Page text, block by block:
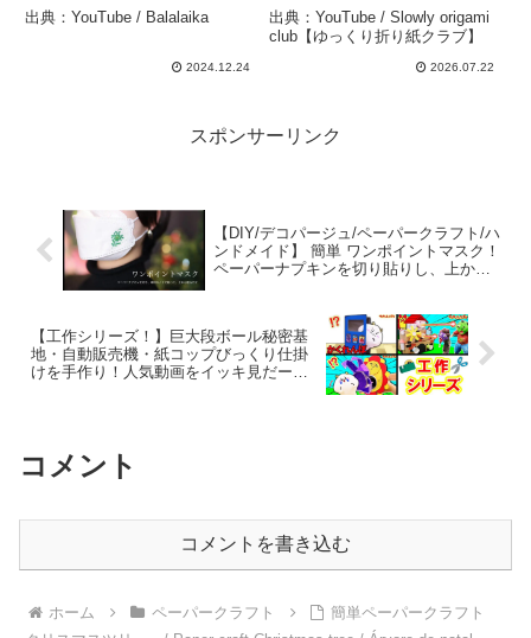
♪◇How to hold Origami
easy tutorial – Balalaika
出典：YouTube / Balalaika
2024.12.24
説】 – Slowly origami
club【ゆっくり折り紙クラ
出典：YouTube / Slowly origami
club【ゆっくり折り紙クラブ】
2026.07.22
スポンサーリンク
【DIY/デコパージュ/ペーパークラフト/ハ
ンドメイド】 簡単 ワンポイントマスク！
ペーパーナプキンを切り貼りし、上から
CHANNEL / なおみチャンネル
【工作シリーズ！】巨大段ボール秘密基
地・自動販売機・紙コップびっくり仕掛
けを手作り！人気動画をイッキ見だー！
コメント
コメントを書き込む
ホーム ペーパークラフト
簡単ペーパークラフト